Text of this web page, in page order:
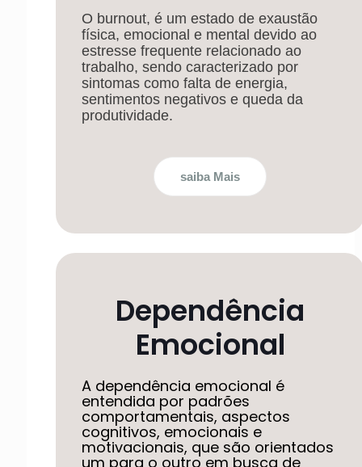
O burnout, é um estado de exaustão
física, emocional e mental devido ao
estresse frequente relacionado ao
trabalho, sendo caracterizado por
sintomas como falta de energia,
sentimentos negativos e queda da
produtividade.
saiba Mais
Dependência
Emocional
A dependência emocional é
entendida por padrões
comportamentais, aspectos
cognitivos, emocionais e
motivacionais, que são orientados
um para o outro em busca de